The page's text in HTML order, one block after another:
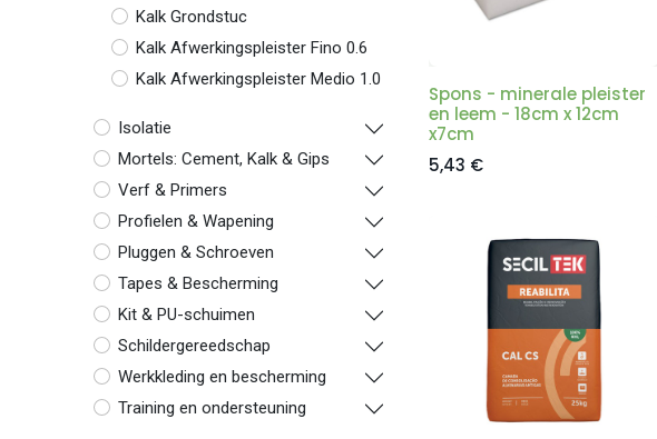
Kalk Grondstuc
Kalk Afwerkingspleister Fino 0.6
Kalk Afwerkingspleister Medio 1.0
Isolatie
Mortels: Cement, Kalk & Gips
Verf & Primers
Profielen & Wapening
Pluggen & Schroeven
Tapes & Bescherming
Kit & PU-schuimen
Schildergereedschap
Werkkleding en bescherming
Training en ondersteuning
Spons - minerale pleister
en leem - 18cm x 12cm
x7cm
5,43 €